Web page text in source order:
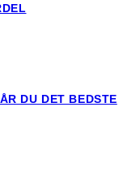
DU DET BEDSTE